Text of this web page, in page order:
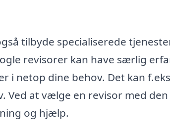
tilbyde specialiserede
revisorer kan have særlig
i netop dine behov. Det kan
Ved at vælge en revisor med
og hjælp.